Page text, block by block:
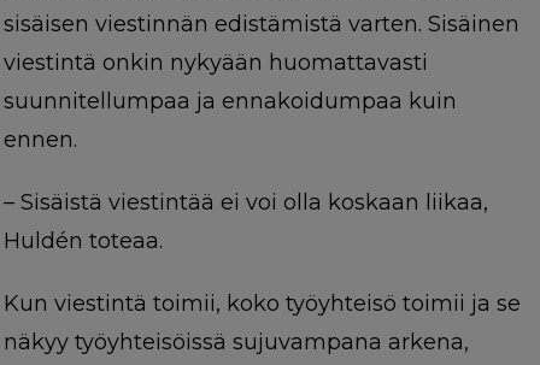
sisäisen viestinnän edistämistä varten. Sisäinen
viestintä onkin nykyään huomattavasti
suunnitellumpaa ja ennakoidumpaa kuin
ennen.
– Sisäistä viestintää ei voi olla koskaan liikaa,
Huldén toteaa.
Kun viestintä toimii, koko työyhteisö toimii ja se
näkyy työyhteisöissä sujuvampana arkena,